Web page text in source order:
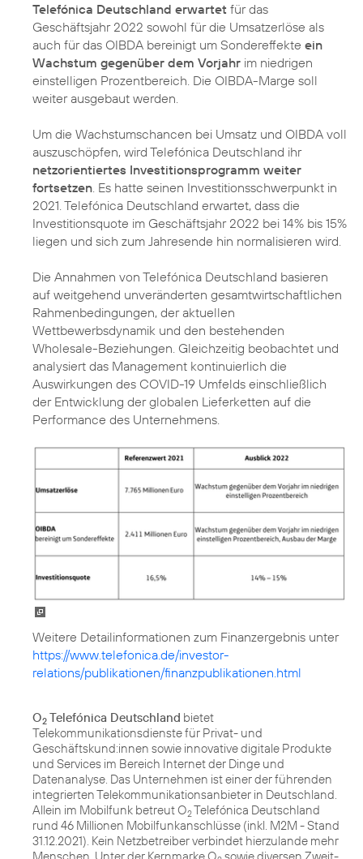
Telefónica Deutschland erwartet für das
Geschäftsjahr 2022 sowohl für die Umsatzerlöse als
auch für das OIBDA bereinigt um Sondereffekte ein
Wachstum gegenüber dem Vorjahr im niedrigen
einstelligen Prozentbereich. Die OIBDA-Marge soll
weiter ausgebaut werden.
Um die Wachstumschancen bei Umsatz und OIBDA voll
auszuschöpfen, wird Telefónica Deutschland ihr
netzorientiertes Investitionsprogramm weiter
fortsetzen. Es hatte seinen Investitionsschwerpunkt in
2021. Telefónica Deutschland erwartet, dass die
Investitionsquote im Geschäftsjahr 2022 bei 14% bis 15%
liegen und sich zum Jahresende hin normalisieren wird.
Die Annahmen von Telefónica Deutschland basieren
auf weitgehend unveränderten gesamtwirtschaftlichen
Rahmenbedingungen, der aktuellen
Wettbewerbsdynamik und den bestehenden
Wholesale-Beziehungen. Gleichzeitig beobachtet und
analysiert das Management kontinuierlich die
Auswirkungen des COVID-19 Umfelds einschließlich
der Entwicklung der globalen Lieferketten auf die
Performance des Unternehmens.
https://www.telefonica.de/investor-
relations/publikationen/finanzpublikationen.html
O2 Telefónica Deutschland bietet
Telekommunikationsdienste für Privat- und
Geschäftskund:innen sowie innovative digitale Produkte
und Services im Bereich Internet der Dinge und
Datenanalyse. Das Unternehmen ist einer der führenden
integrierten Telekommunikationsanbieter in Deutschland.
Allein im Mobilfunk betreut O2Telefónica Deutschland
rund 46 Millionen Mobilfunkanschlüsse (inkl. M2M - Stand
31.12.2021). Kein Netzbetreiber verbindet hierzulande mehr